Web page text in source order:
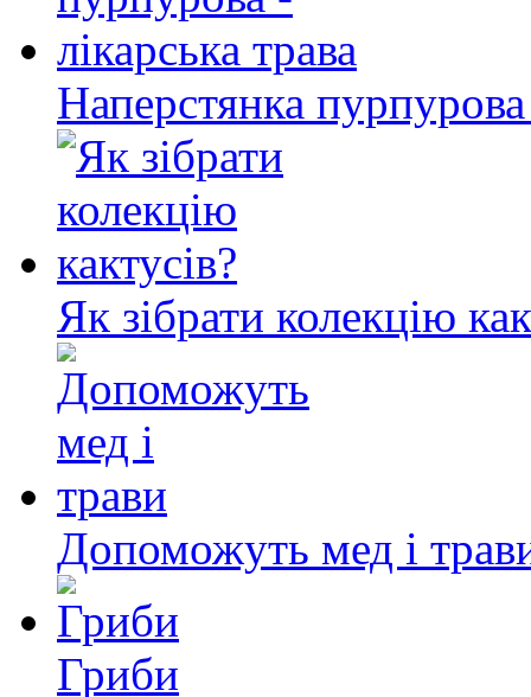
Наперстянка пурпурова
Як зібрати колекцію
Допоможуть мед і
Гриби